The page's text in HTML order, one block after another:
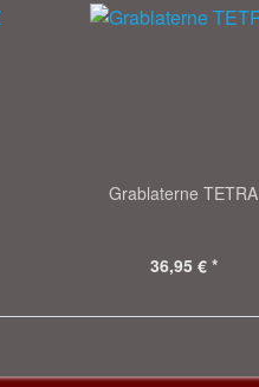
Grablaterne TETRA
36,95 € *